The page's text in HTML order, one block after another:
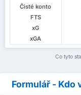
Čisté konto
FTS
xG
xGA
Co tyto
Formulář - Kdo